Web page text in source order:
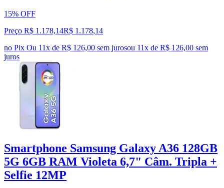
15% OFF
Preço R$ 1.178,14R$ 1.178,14
no Pix Ou 11x de R$ 126,00 sem jurosou 11x de R$ 126,00 sem
juros
Smartphone Samsung Galaxy A36 128GB
5G 6GB RAM Violeta 6,7" Câm. Tripla +
Selfie 12MP